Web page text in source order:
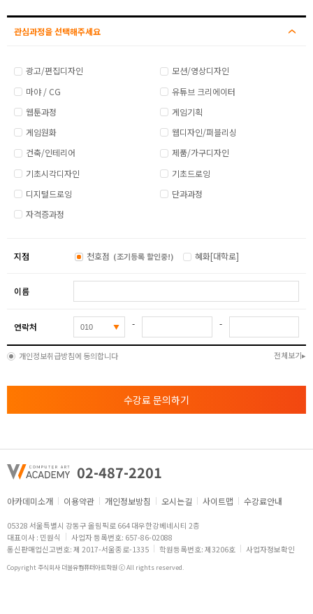
관심과정을 선택해주세요
광고/편집디자인
모션/영상디자인
마야 / CG
유튜브 크리에이터
웹툰과정
게임기획
게임원화
웹디자인/퍼블리싱
건축/인테리어
제품/가구디자인
기초시각디자인
기초드로잉
디지털드로잉
단과과정
자격증과정
지점 천호점 (조기등록 할인중!) 혜화[대학로]
이름
연락처 - -
개인정보취급방침에 동의합니다 전체보기
수강료 문의하기
02-487-2201
아카데미소개 이용약관 개인정보방침 오시는길 사이트맵 수강료안내
05328 서울특별시 강동구 올림픽로 664 대우한강베네시티 2층
대표이사 : 민원식
사업자 등록번호: 657-86-02088
통신판매업신고번호: 제 2017-서울종로-1335
학원등록번호: 제3206호 사업자정보확인
Copyright 주식회사 더블유컴퓨터아트학원 ⓒ All rights reserved.